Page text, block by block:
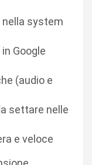
nella system
Google
(audio e
settare nelle
e veloce